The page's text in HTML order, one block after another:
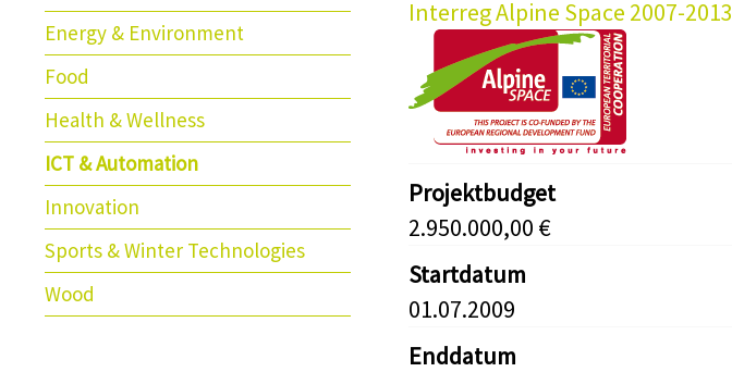
Energy & Environment
Food
Health & Wellness
ICT & Automation
Innovation
Sports & Winter Technologies
Wood
Interreg Alpine Space 2007-2013
Projektbudget
2.950.000,00 €
Startdatum
01.07.2009
Enddatum